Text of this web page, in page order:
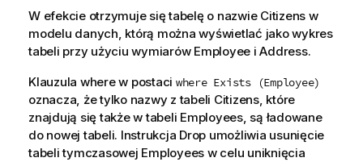
W efekcie otrzymuje się tabelę o nazwie Citizens w
modelu danych, którą można wyświetlać jako wykres
tabeli przy użyciu wymiarów Employee iAddress.
Klauzula wherew postaci where Exists (Employee)
oznacza, że tylko nazwy z tabeli Citizens, które
znajdują się także w tabeli Employees, są ładowane
do nowej tabeli. Instrukcja Drop umożliwia usunięcie
tabeli tymczasowej Employees w celu uniknięcia